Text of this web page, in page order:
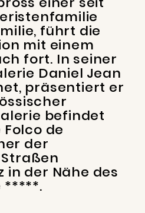
führt die
mit einem
fort. In seiner
Daniel Jean
präsentiert er
befindet
de
der
in der Nähe des
*****.